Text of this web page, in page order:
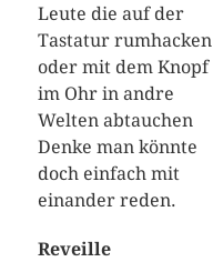
Leute die auf der
Tastatur rumhacken
oder mit dem Knopf
im Ohr in andre
Welten abtauchen
Denke man könnte
doch einfach mit
einander reden.
Reveille